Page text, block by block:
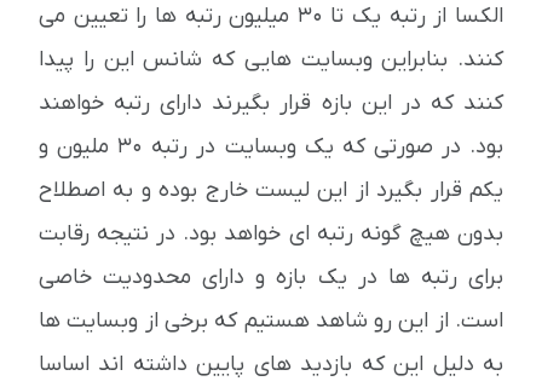
الکسا از رتبه یک تا 30 میلیون رتبه ها را تعیین می
کنند. بنابراین وبسایت هایی که شانس این را پیدا
کنند که در این بازه قرار بگیرند دارای رتبه خواهند
بود. در صورتی که یک وبسایت در رتبه 30 ملیون و
یکم قرار بگیرد از این لیست خارج بوده و به اصطلاح
بدون هیچ گونه رتبه ای خواهد بود. در نتیجه رقابت
برای رتبه ها در یک بازه و دارای محدودیت خاصی
است. از این رو شاهد هستیم که برخی از وبسایت ها
به دلیل این که بازدید های پایین داشته اند اساسا